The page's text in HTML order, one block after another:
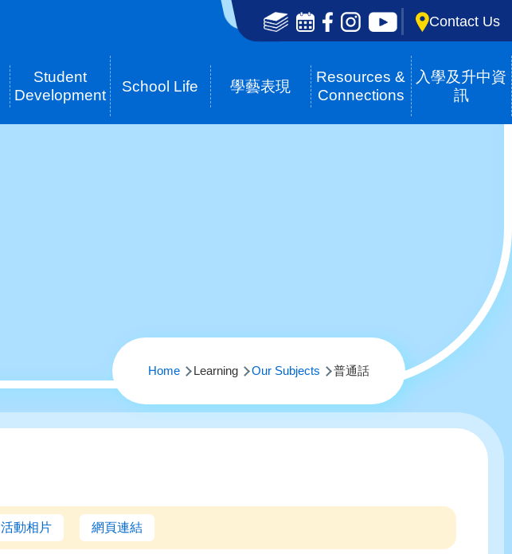
Social
Media
Contact Us
Student
Development
School Life 學藝表現
Resources &
Connections
入學及升中資
訊
Home Learning Our Subjects 普通話
活動相片 網頁連結